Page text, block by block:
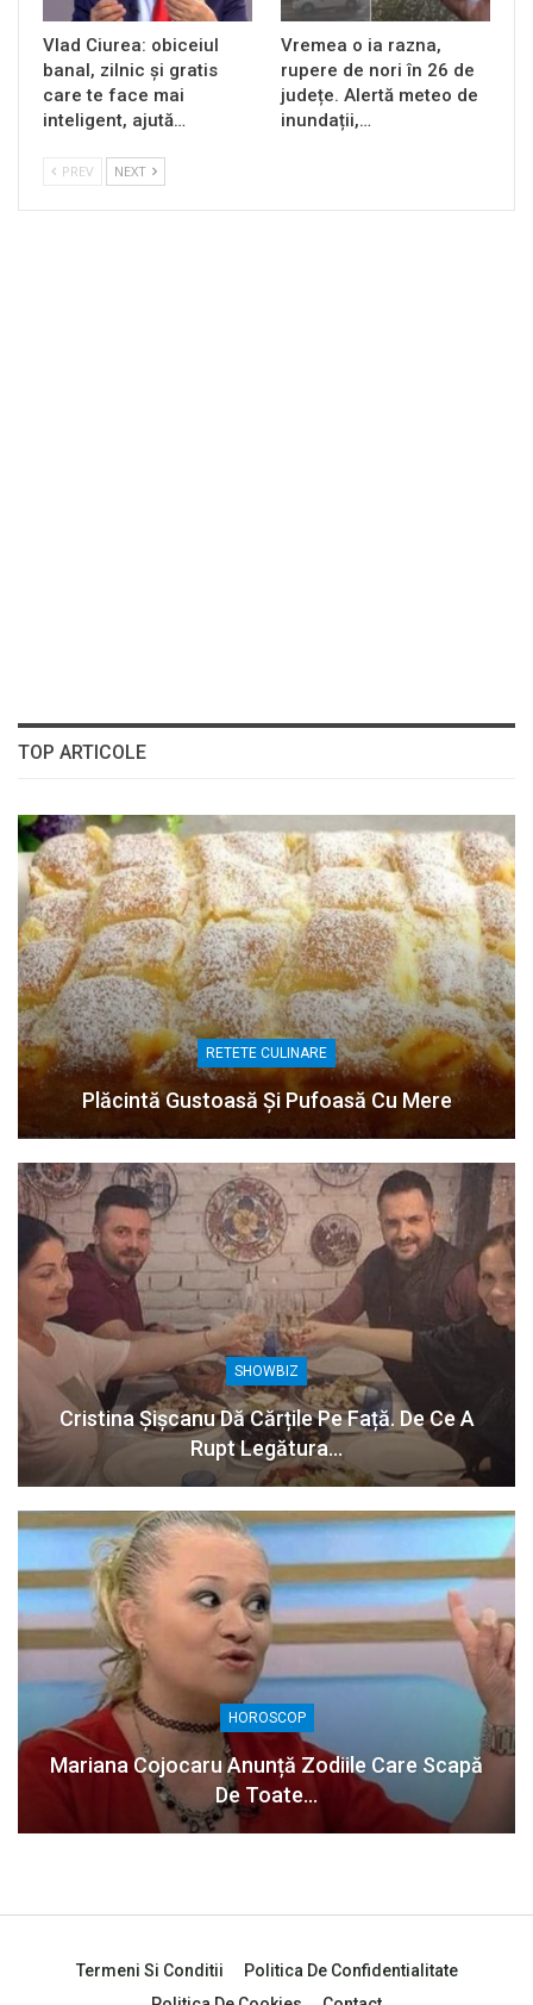
Vlad Ciurea: obiceiul
banal, zilnic și gratis
care te face mai
inteligent, ajută…
Vremea o ia razna,
rupere de nori în 26 de
județe. Alertă meteo de
inundații,…
PREV NEXT
TOP ARTICOLE
RETETE CULINARE
Plăcintă Gustoasă Și Pufoasă Cu Mere
SHOWBIZ
Cristina Șișcanu Dă Cărțile Pe Față. De Ce A
Rupt Legătura…
HOROSCOP
Mariana Cojocaru Anunță Zodiile Care Scapă
De Toate…
Termeni Si Conditii
Politica De Confidentialitate